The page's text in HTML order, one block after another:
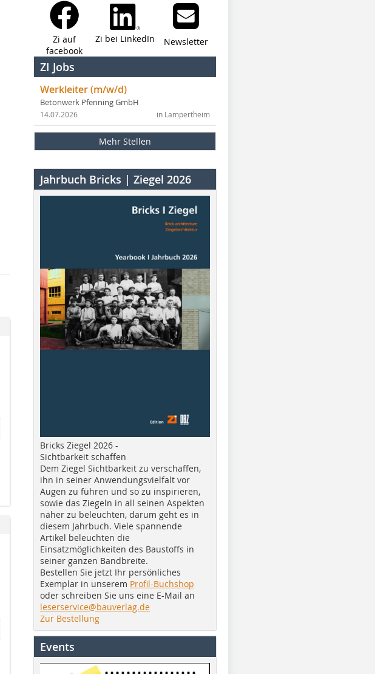
Zi auf
facebook
Zi bei LinkedIn Newsletter
ZI Jobs
Werkleiter (m/w/d)
Betonwerk Pfenning GmbH
in Lampertheim
14.07.2026
Mehr Stellen
Jahrbuch Bricks | Ziegel 2026
Bricks Ziegel 2026 -
Sichtbarkeit schaffen
Dem Ziegel Sichtbarkeit zu verschaffen,
ihn in seiner Anwendungsvielfalt vor
Augen zu führen und so zu inspirieren,
sowie das Ziegeln in all seinen Aspekten
näher zu beleuchten, darum geht es in
diesem Jahrbuch. Viele spannende
Artikel beleuchten die
Einsatzmöglichkeiten des Baustoffs in
seiner ganzen Bandbreite.
Bestellen Sie jetzt Ihr persönliches
Exemplar in unserem Profil-Buchshop
oder schreiben Sie uns eine E-Mail an
leserservice@bauverlag.de
Zur Bestellung
Events